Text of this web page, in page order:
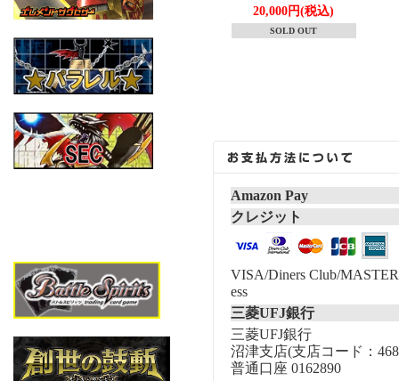
20,000円(税込)
SOLD OUT
Amazon Pay
クレジット
VISA/Diners Club/
ess
三菱UFJ銀行
三菱UFJ銀行
沼津支店(支店コード：
普通口座 0162890